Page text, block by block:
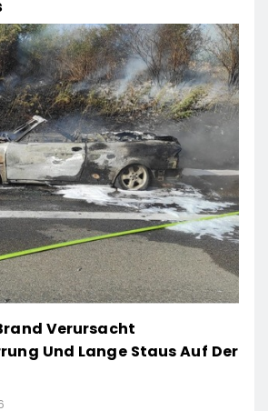
Verursacht
Und Lange Staus Auf Der